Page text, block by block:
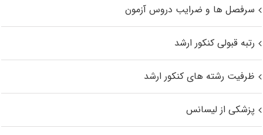
سرفصل ها و ضرایب دروس آزمون
رتبه قبولی کنکور ارشد
ظرفیت رشته های کنکور ارشد
پزشکی از لیسانس